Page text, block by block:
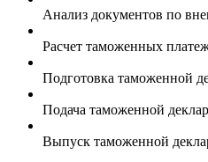
Анализ документов по
Расчет таможенных
Подготовка таможенной
Подача таможенной
Выпуск таможенной